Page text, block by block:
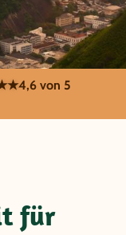
4,6 von 5
für